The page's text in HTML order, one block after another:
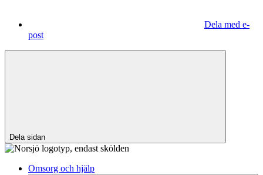
Dela med e-
post
Dela sidan
Omsorg och hjälp